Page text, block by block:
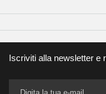
Iscriviti alla newsletter e